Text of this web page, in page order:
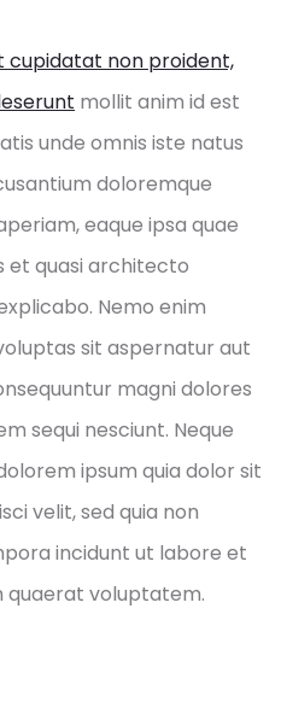
cupidatat non proident,
mollit anim id est
unde omnis iste natus
doloremque
eaque ipsa quae
et quasi architecto
Nemo enim
sit aspernatur aut
magni dolores
sequi nesciunt. Neque
ipsum quia dolor sit
velit, sed quia non
incidunt ut labore et
quaerat voluptatem.